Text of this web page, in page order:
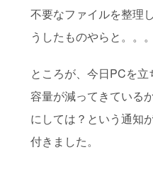
不要なファイルを整理
うしたものやらと。。。
ところが、今日PCを
容量が減ってきている
にしては？という通知
付きました。